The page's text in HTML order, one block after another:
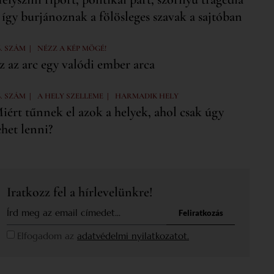
burjánoznak a fölösleges szavak a sajtóban
SZÁM | NÉZZ A KÉP MÖGÉ!
az arc egy valódi ember arca
SZÁM | A HELY SZELLEME | HARMADIK HELY
tűnnek el azok a helyek, ahol csak úgy
lenni?
Iratkozz fel a hírlevelünkre!
Elfogadom az adatvédelmi nyilatkozatot.
Feliratkozás